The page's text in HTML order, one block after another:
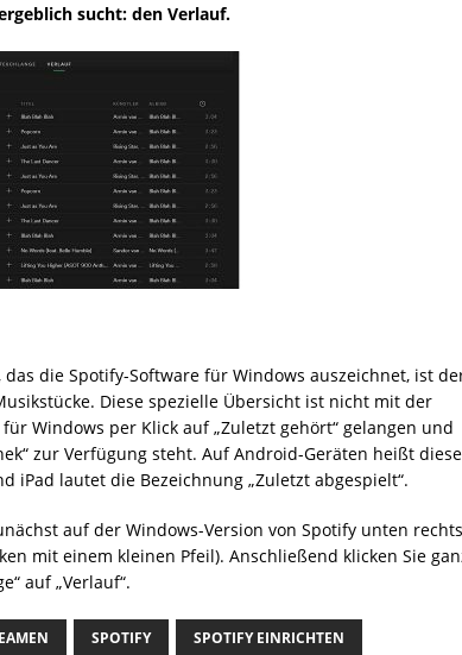
sucht: den Verlauf.
die Spotify-Software für Windows auszeichnet, ist
Diese spezielle Übersicht ist nicht mit der
Windows per Klick auf „Zuletzt gehört“ gelangen und
zur Verfügung steht. Auf Android-Geräten heißt diese
iPad lautet die Bezeichnung „Zuletzt abgespielt“.
auf der Windows-Version von Spotify unten rechts
mit einem kleinen Pfeil). Anschließend klicken Sie
auf „Verlauf“.
SPOTIFY SPOTIFY EINRICHTEN